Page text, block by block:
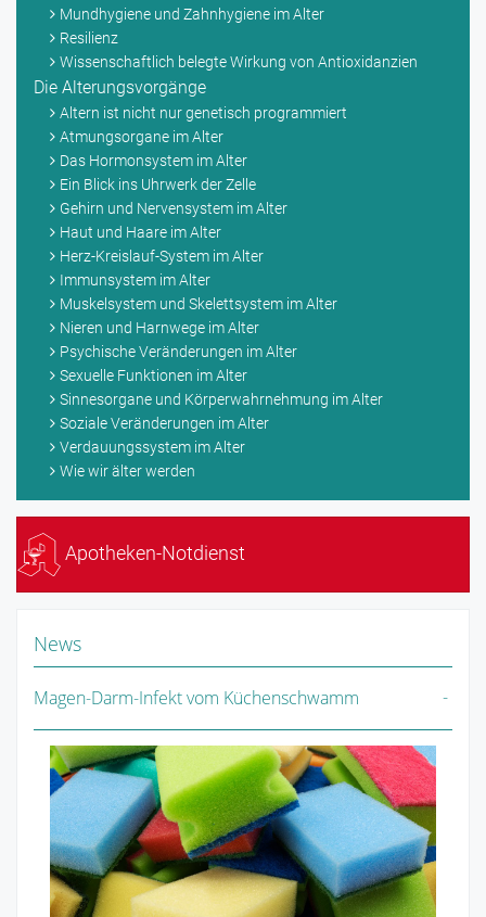
Mundhygiene und Zahnhygiene im Alter
Resilienz
Wissenschaftlich belegte Wirkung von Antioxidanzien
Die Alterungsvorgänge
Altern ist nicht nur genetisch programmiert
Atmungsorgane im Alter
Das Hormonsystem im Alter
Ein Blick ins Uhrwerk der Zelle
Gehirn und Nervensystem im Alter
Haut und Haare im Alter
Herz-Kreislauf-System im Alter
Immunsystem im Alter
Muskelsystem und Skelettsystem im Alter
Nieren und Harnwege im Alter
Psychische Veränderungen im Alter
Sexuelle Funktionen im Alter
Sinnesorgane und Körperwahrnehmung im Alter
Soziale Veränderungen im Alter
Verdauungssystem im Alter
Wie wir älter werden
Apotheken-Notdienst
News
Magen-Darm-Infekt vom Küchenschwamm